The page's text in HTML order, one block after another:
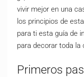
vivir mejor en una
los principios de
para ti esta guía de
para decorar toda la
Primeros